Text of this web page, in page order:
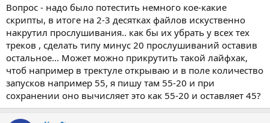
Вопрос - надо было потестить немного кое-какие
скрипты, в итоге на 2-3 десятках файлов искуственно
накрутил прослушивания.. как бы их убрать у всех тех
треков , сделать типу минус 20 прослушиваний оставив
остальное... Может можно прикрутить такой лайфхак,
чтоб например в тректуле открываю и в поле количество
запусков например 55, я пишу там 55-20 и при
сохранении оно вычисляет это как 55-20 и оставляет 45?